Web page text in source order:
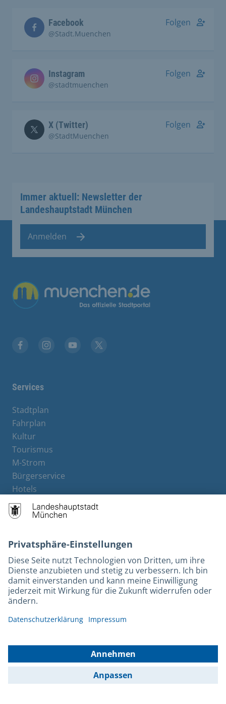
Facebook
@Stadt.Muenchen
Folgen
Instagram
@stadtmuenchen
Folgen
X (Twitter)
@StadtMuenchen
Folgen
Immer aktuell: Newsletter der
Landeshauptstadt München
Anmelden
Übergreifende Links
Services
Stadtplan
Fahrplan
Kultur
Tourismus
M-Strom
Bürgerservice
Hotels
Barrierefreiheit
Leichte Sprache
Gebärdensprache
Datenschutz
Kontakt
© 2026 Portal München Betriebs GmbH & Co. KG - Ein Service der
Landeshauptstadt München und der Stadtwerke München GmbH